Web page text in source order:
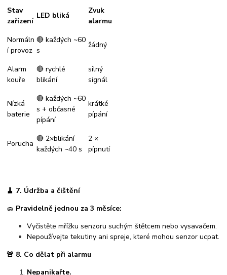
Stav
zařízení
LED bliká
Zvuk
alarmu
Normáln
í provoz
🔴 každých ~60
s
žádný
Alarm
kouře
🔴 rychlé
blikání
silný
signál
Nízká
baterie
🔴 každých ~60
s + občasné
pípání
krátké
pípání
Porucha
🔴 2×blikání
každých ~40 s
2 ×
pípnutí
🧹 7. Údržba a čištění
🧽 Pravidelně jednou za 3 měsíce:
Vyčistěte mřížku senzoru suchým štětcem nebo vysavačem.
Nepoužívejte tekutiny ani spreje, které mohou senzor ucpat.
🚨 8. Co dělat při alarmu
Nepanikařte.